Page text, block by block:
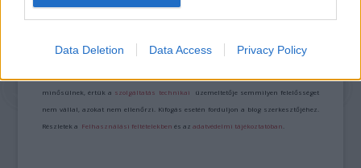
Data Deletion Data Access Privacy Policy
A bejegyzés trackback címe:
https://kulturpart.hu/api/trackback/id/7916600
Kommentek:
minősülnek, értük a szolgáltatás technikai üzemeltetője semmilyen felelősséget
nem vállal, azokat nem ellenőrzi. Kifogás esetén forduljon a blog szerkesztőjéhez.
Részletek a Felhasználási feltételekben és azadatvédelmi tájékoztatóban